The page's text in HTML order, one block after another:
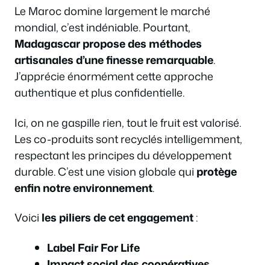
Le Maroc domine largement le marché
mondial, c’est indéniable. Pourtant,
Madagascar propose des méthodes
artisanales d’une finesse remarquable.
J’apprécie énormément cette approche
authentique et plus confidentielle.
Ici, on ne gaspille rien, tout le fruit est valorisé.
Les co-produits sont recyclés intelligemment,
respectant les principes du développement
durable. C’est une vision globale qui protège
enfin notre environnement.
Voici les piliers de cet engagement:
Label Fair For Life